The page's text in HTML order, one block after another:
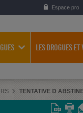
Espace pro
LES DROGUES
TENTATIVE D